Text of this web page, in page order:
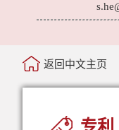
返回中文主页
专利